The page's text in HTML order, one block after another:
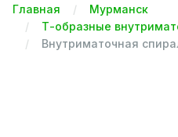
Главная
Мурманск
Т-образные
Внутриматочная